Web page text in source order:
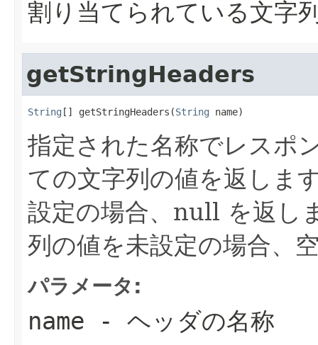
割り当てられている文字
getStringHeaders
String [] getStringHeaders(String name)
指定された名称でレスポ
ての文字列の値を返しま
設定の場合、null を返し
列の値を未設定の場合、
パラメータ:
name - ヘッダの名称